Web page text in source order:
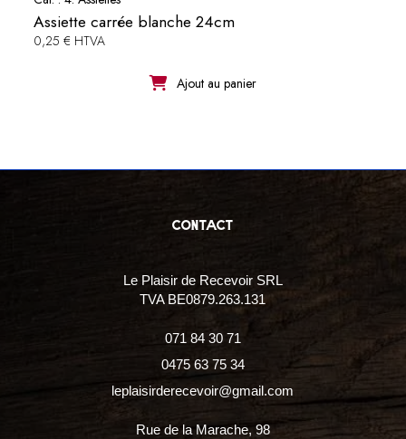
Assiette carrée blanche 24cm
0,25 € HTVA
Ajout au panier
contact
Le Plaisir de Recevoir SRL
TVA BE0879.263.131
071 84 30 71
0475 63 75 34
leplaisirderecevoir@gmail.com
Rue de la Marache, 98